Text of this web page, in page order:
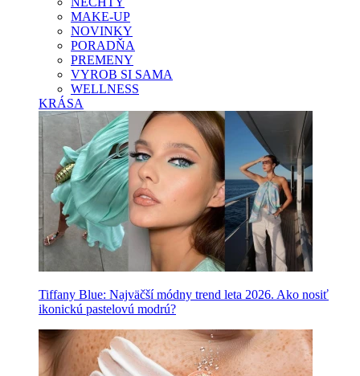
MAKE-UP
NOVINKY
PORADŇA
PREMENY
VYROB SI SAMA
WELLNESS
KRÁSA
Tiffany Blue: Najväčší módny trend leta 2026. Ako nosiť
ikonickú pastelovú modrú?